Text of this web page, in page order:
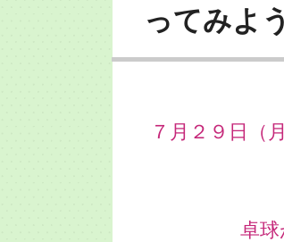
ってみよ
７月２９日（
卓